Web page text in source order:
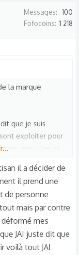
Messages
100
Fofocoins 1 218
la marque
que je suis
exploiter pour
ces mon cher et
des enfants
vêtement qu'on
le fripier
il a décider de
il prend une
de personne
mais par contre
déformé mes
JAI juste dit que
voilà tout JAI